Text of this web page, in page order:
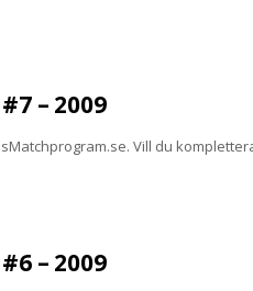
– 2009
Vill du
– 2009